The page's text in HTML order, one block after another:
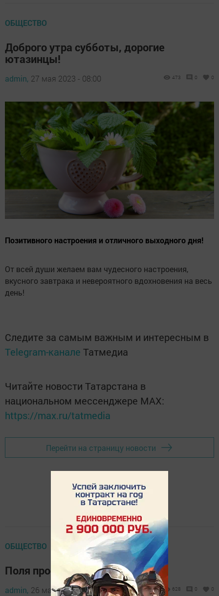
ОБЩЕСТВО
Доброго утра субботы, дорогие
ютазинцы!
admin, 27 мая 2023 - 08:00 473 0 0
Позитивного настроения и отличного выходного дня!
От всей души желаем вам чудесного настроения,
вкусного завтрака и невероятного вдохновения на весь
день!
Следите за самым важным и интересным в
Telegram-канале Татмедиа
Читайте новости Татарстана в
национальном мессенджере MАХ:
https://max.ru/tatmedia
Перейти на страницу новости
ОБЩЕСТВО
Поля просят дождя
admin, 26 мая 2023 - 21:12 628 0 0